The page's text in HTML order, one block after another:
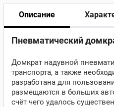
Описание
Пневматический
Домкрат надувной
транспорта, а также
разработана для
размещаются в больших
счёт чего удалось